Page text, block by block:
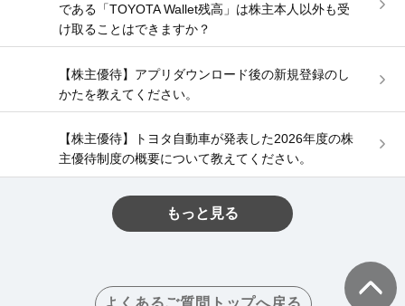
である「TOYOTA Wallet残高」は株主本人以外も受
け取ることはできますか？
【株主優待】アプリダウンロード後の新規登録のし
かたを教えてください。
【株主優待】トヨタ自動車が発表した2026年度の株
主優待制度の概要について教えてください。
もっと見る